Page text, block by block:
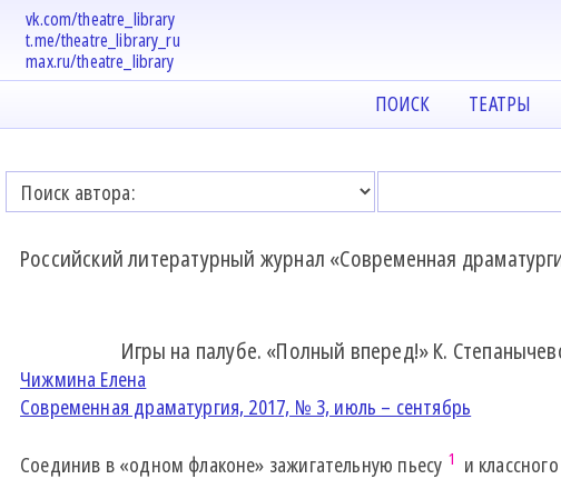
vk.com/theatre_library
t.me/theatre_library_ru
max.ru/theatre_library
ПОИСК ТЕАТРЫ
Российский литературный журнал «Современная
Игры на палубе. «Полный вперед!» К.
Чижмина Елена
Современная драматургия, 2017, № 3, июль – сентябрь
Соединив в «одном флаконе» зажигательную пьесу 1 и